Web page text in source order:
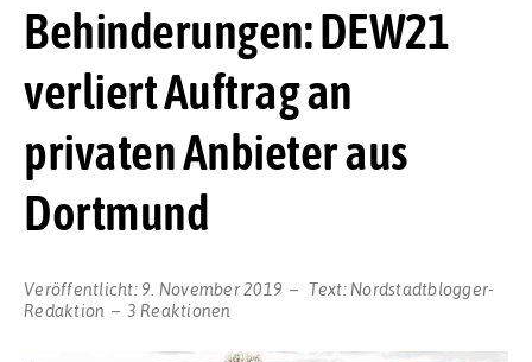
Behinderungen: DEW21
verliert Auftrag an
privaten Anbieter aus
Dortmund
Veröffentlicht: 9. November 2019 Text: Nordstadtblogger-
Redaktion
3 Reaktionen